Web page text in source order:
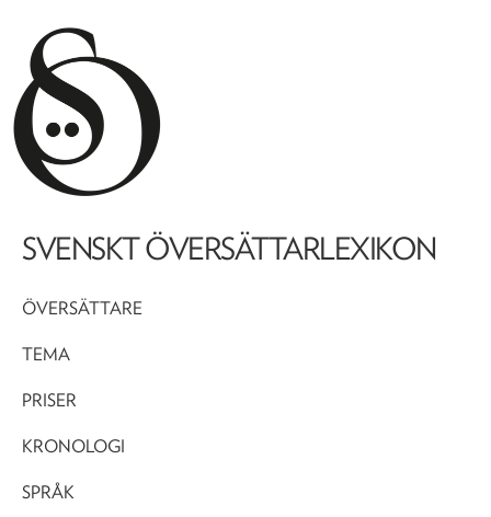
SVENSKT ÖVERSÄTTARLEXIKON
ÖVERSÄTTARE
TEMA
PRISER
KRONOLOGI
SPRÅK